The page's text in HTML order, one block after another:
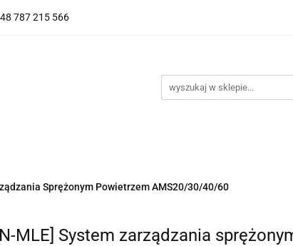
787 215 566
SERIA J AUTORYZOWANY
AUDYT SPRĘŻONEGO POWIETRZA SERIA J
Sprężonym Powietrzem AMS20/30/40/60
MLE] System zarządzania